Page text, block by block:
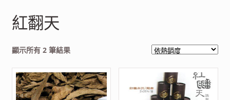
紅翻天
顯示所有 2 筆結果依
銷
度
排